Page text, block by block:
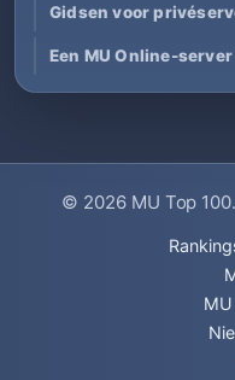
Gidsen voor
Een MU Online-
© 2026 MU Top 100